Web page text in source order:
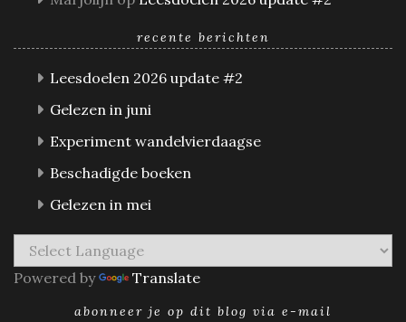
recente berichten
Leesdoelen 2026 update #2
Gelezen in juni
Experiment wandelvierdaagse
Beschadigde boeken
Gelezen in mei
Powered by Translate
abonneer je op dit blog via e-mail